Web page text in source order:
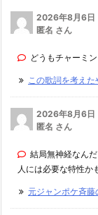
2026年8月6日
匿名 さん
どうもチャーミ
この歌詞を考え
2026年8月6日
匿名 さん
結局無神経なん
人には必要な特性か
元ジャンポケ斉藤